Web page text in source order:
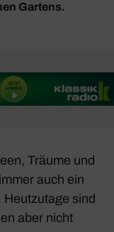
Gartens.
Träume und
auch ein
Heut­zu­tage sind
aber nicht